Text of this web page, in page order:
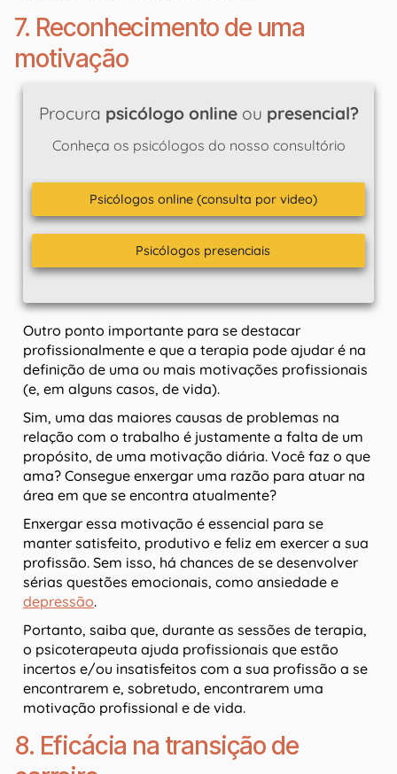
7. Reconhecimento de uma
motivação
Procura psicólogo onlineou presencial?
Conheça os psicólogos do nosso consultório
Psicólogos online (consulta por video)
Psicólogos presenciais
Outro ponto importante para se destacar
profissionalmente e que a terapia pode ajudar é na
definição de uma ou mais motivações profissionais
(e, em alguns casos, de vida).
Sim, uma das maiores causas de problemas na
relação com o trabalho é justamente a falta de um
propósito, de uma motivação diária. Você faz o que
ama? Consegue enxergar uma razão para atuar na
área em que se encontra atualmente?
Enxergar essa motivação é essencial para se
manter satisfeito, produtivo e feliz em exercer a sua
profissão. Sem isso, há chances de se desenvolver
sérias questões emocionais, como ansiedade e
depressão.
Portanto, saiba que, durante as sessões de terapia,
o psicoterapeuta ajuda profissionais que estão
incertos e/ou insatisfeitos com a sua profissão a se
encontrarem e, sobretudo, encontrarem uma
motivação profissional e de vida.
8. Eficácia na transição de